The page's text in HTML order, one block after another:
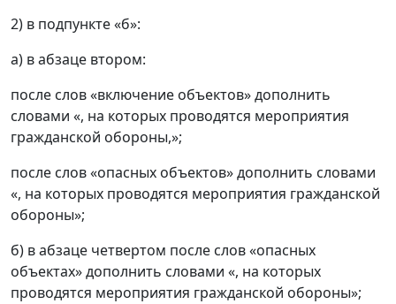
2) в подпункте «б»:
а) в абзаце втором:
после слов «включение объектов» дополнить
словами «, на которых проводятся мероприятия
гражданской обороны,»;
после слов «опасных объектов» дополнить словами
«, на которых проводятся мероприятия гражданской
обороны»;
б) в абзаце четвертом после слов «опасных
объектах» дополнить словами «, на которых
проводятся мероприятия гражданской обороны»;